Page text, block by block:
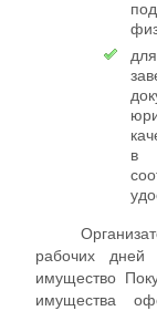
в
рабочих дней
имущество
имущества